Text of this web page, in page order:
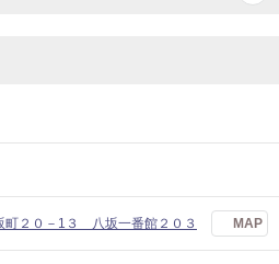
町２０－1３ 八坂一番館２０３ MAP